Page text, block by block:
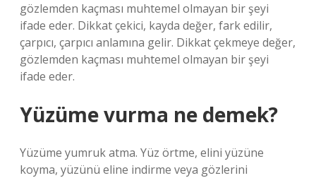
gözlemden kaçması muhtemel olmayan bir şeyi
ifade eder. Dikkat çekici, kayda değer, fark edilir,
çarpıcı, çarpıcı anlamına gelir. Dikkat çekmeye değer,
gözlemden kaçması muhtemel olmayan bir şeyi
ifade eder.
Yüzüme vurma ne demek?
Yüzüme yumruk atma. Yüz örtme, elini yüzüne
koyma, yüzünü eline indirme veya gözlerini